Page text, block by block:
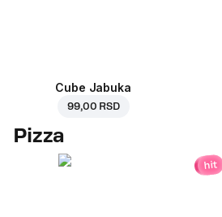
Cube Jabuka
99,00 RSD
Pizza
hit